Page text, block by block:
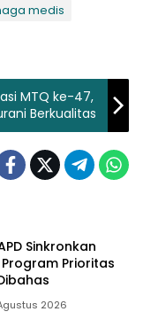
medis
MTQ ke-47,
Berkualitas
Sinkronkan
Prioritas
2026